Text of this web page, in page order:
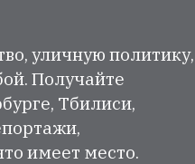
уличную политику,
Получайте
Тбилиси,
имеет место.